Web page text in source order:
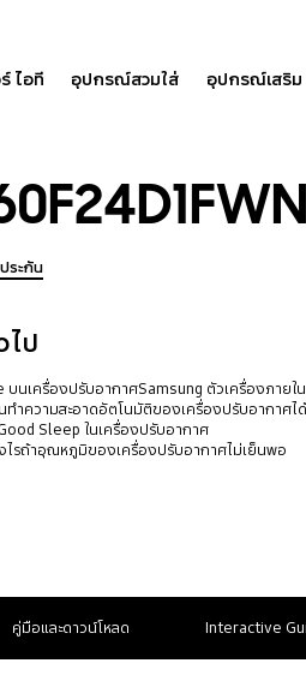
ไอที อุปกรณ์สวมใส่ อุปกรณ์เสริม
ระกัน
ไป
บนเครื่องปรับอากาศSamsung ตัวเครื่องภาย
ทำความสะอาดอัตโนมัติของเครื่องปรับอากาศไ
Sleep ในเครื่องปรับอากาศ
ไรถ้าอุณหภูมิของเครื่องปรับอากาศไม่เย็นพอ
คู่มือและดาวน์โหลด Interactive